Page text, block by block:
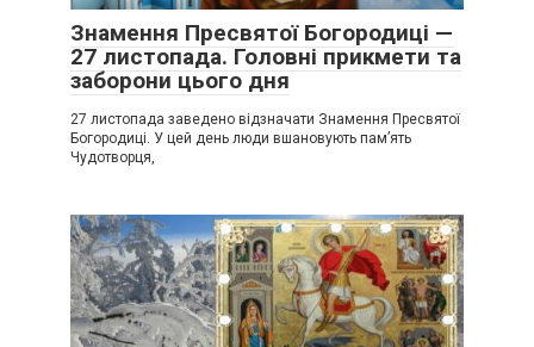
Знамення Пресвятої Богородиці —
27 листопада. Головні прикмети та
заборони цього дня
27 листопада заведено відзначати Знамення Пресвятої
Богородиці. У цей день люди вшановують пам’ять
Чудотворця,